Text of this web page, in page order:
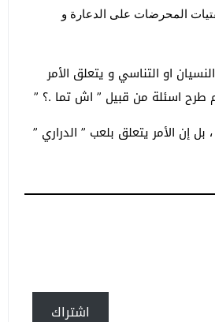
المحرضات على الدعارة و
او التناسي و يتعلق الأمر
طرح اسئلة من قبيل ” اش تما .؟ ”
إن الأمر يتعلق بلعب ” الدراري ”
اشتراك